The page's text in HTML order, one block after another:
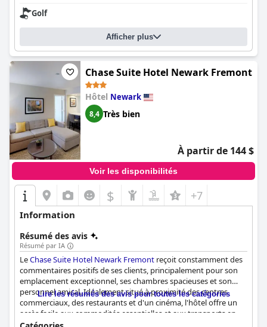
Golf
Afficher plus
Chase Suite Hotel Newark Fremont
Hôtel Newark
8,4 Très bien
À partir de 144 $
Voir les disponibilités
$ +7
Information
Résumé des avis
Résumé par IA
LeChase Suite Hotel Newark Fremont reçoit constamment des
commentaires positifs de ses clients, principalement pour son
emplacement exceptionnel, ses chambres spacieuses et son
personnel amical. Idéalement situé à proximité des centres
commerciaux, des restaurants et d'un cinéma, l'hôtel offre un
accès facile aux commodités essentielles et aux transports en
commun, ce qui le rend idéal pour diverses activités et des
Lire les résumés des avis pour toutes les catégories